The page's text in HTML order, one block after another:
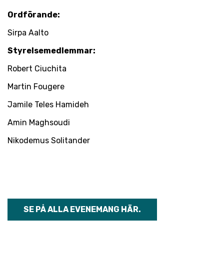
Ordförande:
Sirpa Aalto
Styrelsemedlemmar:
Robert Ciuchita
Martin Fougere
Jamile Teles Hamideh
Amin Maghsoudi
Nikodemus Solitander
SE PÅ ALLA EVENEMANG HÄR.